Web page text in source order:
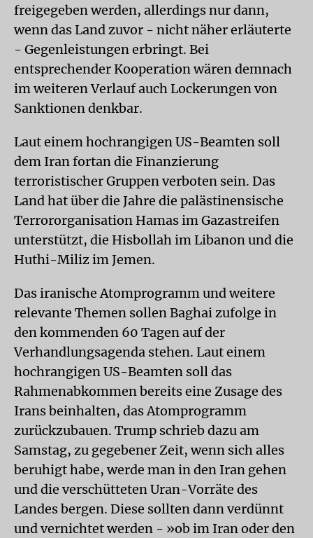
freigegeben werden, allerdings nur dann,
wenn das Land zuvor - nicht näher erläuterte
- Gegenleistungen erbringt. Bei
entsprechender Kooperation wären demnach
im weiteren Verlauf auch Lockerungen von
Sanktionen denkbar.
Laut einem hochrangigen US-Beamten soll
dem Iran fortan die Finanzierung
terroristischer Gruppen verboten sein. Das
Land hat über die Jahre die palästinensische
Terrororganisation Hamas im Gazastreifen
unterstützt, die Hisbollah im Libanon und die
Huthi-Miliz im Jemen.
Das iranische Atomprogramm und weitere
relevante Themen sollen Baghai zufolge in
den kommenden 60 Tagen auf der
Verhandlungsagenda stehen. Laut einem
hochrangigen US-Beamten soll das
Rahmenabkommen bereits eine Zusage des
Irans beinhalten, das Atomprogramm
zurückzubauen. Trump schrieb dazu am
Samstag, zu gegebener Zeit, wenn sich alles
beruhigt habe, werde man in den Iran gehen
und die verschütteten Uran-Vorräte des
Landes bergen. Diese sollten dann verdünnt
und vernichtet werden - »ob im Iran oder den